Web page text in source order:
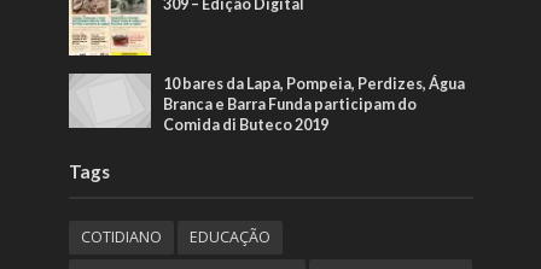
309 – Edição Digital
10 bares da Lapa, Pompeia, Perdizes, Água
Branca e Barra Funda participam do
Comida di Buteco 2019
Tags
COTIDIANO
EDUCAÇÃO